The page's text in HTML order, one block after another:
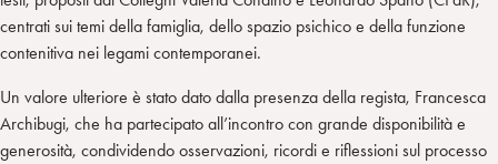
centrati sui temi della famiglia, dello spazio psichico e della funzione
contenitiva nei legami contemporanei.
Un valore ulteriore è stato dato dalla presenza della regista, Francesca
Archibugi, che ha partecipato all’incontro con grande disponibilità e
generosità, condividendo osservazioni, ricordi e riflessioni sul processo